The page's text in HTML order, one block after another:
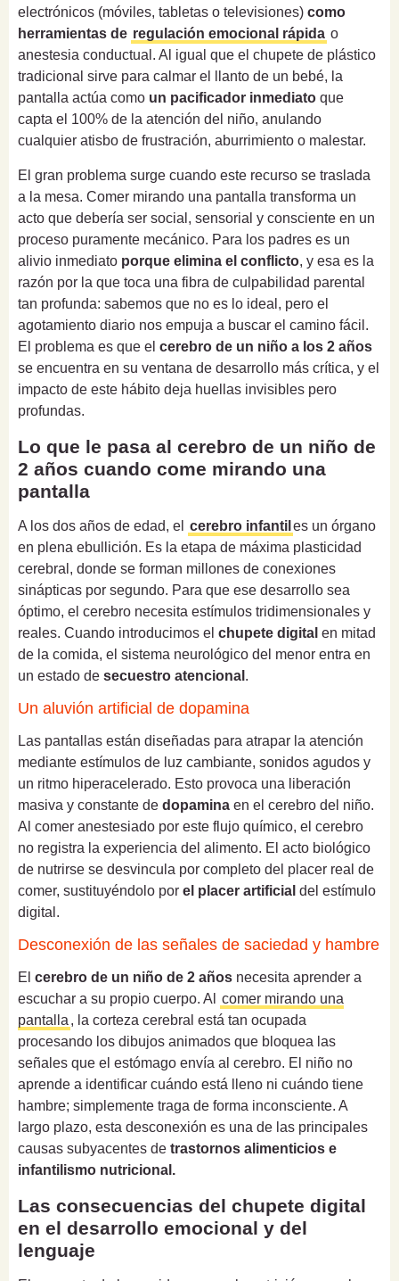
electrónicos (móviles, tabletas o televisiones) como
herramientas de regulación emocional rápida o
anestesia conductual. Al igual que el chupete de plástico
tradicional sirve para calmar el llanto de un bebé, la
pantalla actúa como un pacificador inmediato que
capta el 100% de la atención del niño, anulando
cualquier atisbo de frustración, aburrimiento o malestar.
El gran problema surge cuando este recurso se traslada
a la mesa. Comer mirando una pantalla transforma un
acto que debería ser social, sensorial y consciente en un
proceso puramente mecánico. Para los padres es un
alivio inmediato porque elimina el conflicto, y esa es la
razón por la que toca una fibra de culpabilidad parental
tan profunda: sabemos que no es lo ideal, pero el
agotamiento diario nos empuja a buscar el camino fácil.
El problema es que el cerebro de un niño a los 2 años
se encuentra en su ventana de desarrollo más crítica, y el
impacto de este hábito deja huellas invisibles pero
profundas.
Lo que le pasa al cerebro de un niño de
2 años cuando come mirando una
pantalla
A los dos años de edad, el cerebro infantil es un órgano
en plena ebullición. Es la etapa de máxima plasticidad
cerebral, donde se forman millones de conexiones
sinápticas por segundo. Para que ese desarrollo sea
óptimo, el cerebro necesita estímulos tridimensionales y
reales. Cuando introducimos el chupete digital en mitad
de la comida, el sistema neurológico del menor entra en
un estado de secuestro atencional .
Un aluvión artificial de dopamina
Las pantallas están diseñadas para atrapar la atención
mediante estímulos de luz cambiante, sonidos agudos y
un ritmo hiperacelerado. Esto provoca una liberación
masiva y constante de dopamina en el cerebro del niño.
Al comer anestesiado por este flujo químico, el cerebro
no registra la experiencia del alimento. El acto biológico
de nutrirse se desvincula por completo del placer real de
comer, sustituyéndolo por el placer artificial del estímulo
digital.
Desconexión de las señales de saciedad y hambre
El cerebro de un niño de 2 años necesita aprender a
escuchar a su propio cuerpo. Al
comer mirando una
pantalla , la corteza cerebral está tan ocupada
procesando los dibujos animados que bloquea las
señales que el estómago envía al cerebro. El niño no
aprende a identificar cuándo está lleno ni cuándo tiene
hambre; simplemente traga de forma inconsciente. A
largo plazo, esta desconexión es una de las principales
causas subyacentes de trastornos alimenticios e
infantilismo nutricional.
Las consecuencias del chupete digital
en el desarrollo emocional y del
lenguaje